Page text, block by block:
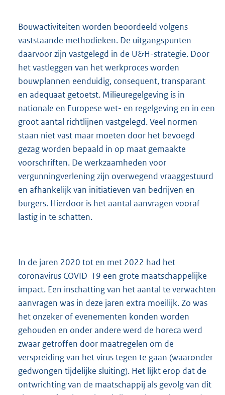
Bouwactiviteiten worden beoordeeld volgens
vaststaande methodieken. De uitgangspunten
daarvoor zijn vastgelegd in de U&H-strategie. Door
het vastleggen van het werkproces worden
bouwplannen eenduidig, consequent, transparant
en adequaat getoetst. Milieuregelgeving is in
nationale en Europese wet- en regelgeving en in een
groot aantal richtlijnen vastgelegd. Veel normen
staan niet vast maar moeten door het bevoegd
gezag worden bepaald in op maat gemaakte
voorschriften. De werkzaamheden voor
vergunningverlening zijn overwegend vraaggestuurd
en afhankelijk van initiatieven van bedrijven en
burgers. Hierdoor is het aantal aanvragen vooraf
lastig in te schatten.
In de jaren 2020 tot en met 2022 had het
coronavirus COVID-19 een grote maatschappelijke
impact. Een inschatting van het aantal te verwachten
aanvragen was in deze jaren extra moeilijk. Zo was
het onzeker of evenementen konden worden
gehouden en onder andere werd de horeca werd
zwaar getroffen door maatregelen om de
verspreiding van het virus tegen te gaan (waaronder
gedwongen tijdelijke sluiting). Het lijkt erop dat de
ontwrichting van de maatschappij als gevolg van dit